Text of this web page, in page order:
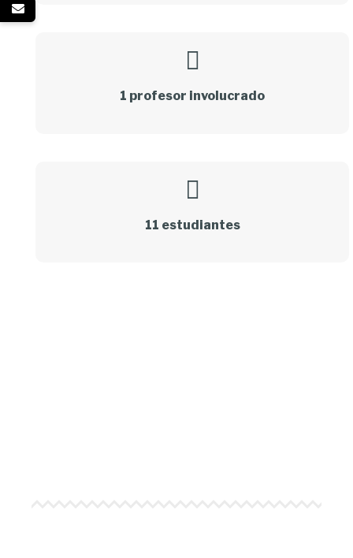
1 profesor involucrado
11 estudiantes